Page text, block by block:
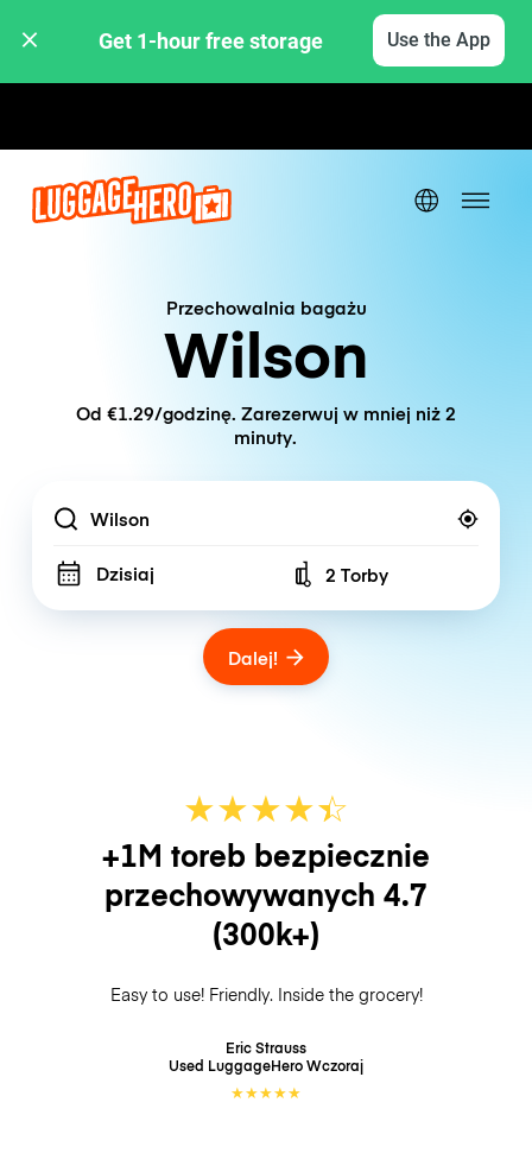
Get 1-hour free storage Use the App
Przechowalnia bagażu
Wilson
Od €1.29/godzinę. Zarezerwuj w mniej niż 2
minuty.
Location
Dzisiaj Number of bags
2 Torby
Dalej!
★★★★☆
★
+1M toreb bezpiecznie
przechowywanych 4.7
(300k+)
Easy to use! Friendly. Inside the grocery!
Eric Strauss
Used LuggageHeroWczoraj
★★★★★